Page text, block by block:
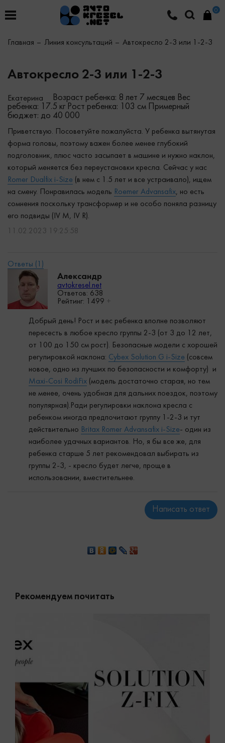
0
Главная Линия консультаций Автокресло 2-3 или 1-2-3
Автокресло 2-3 или 1-2-3
Екатерина Возраст ребенка: 8 лет 7 месяцев Вес
ребенка: 17.5 кг Рост ребенка: 103 см
Примерный
бюджет: до 40 000
Приветствую. Посоветуйте пожалуйста. У ребенка вытянутая
форма головы, поэтому важен более менее глубокий
подголовник, плюс часто засыпает в машине и нужно наклон,
который меняется без переустановки кресла. Сейчас у нас
Romer Dualfix i-Size (в нем с 1.5 лет и все устраивало), ищем
на смену. Понравилась модель Roemer Advansafix, но есть
сомнения поскольку трансформер и не особо поняла разницу
его подвиды (IV M, IV R).
11.02.2023 19:25:58
Александр
avtokresel.net
Ответов: 638
Рейтинг:
1499 +
Добрый день! Рост и вес ребенка вполне позволяют
пересесть в любое кресло группы 2-3 (от 3 до 12 лет,
от 100 до 150 см рост). Безопасные модели с хорошей
регулировкой наклона: Cybex Solution G i-Size (совсем
новое, одно из лучших по безопасности и комфорту) и
Maxi-Cosi RodiFix(модель достаточно старая, но тем
не менее, очень удобная для дальних поездок, поэтому
популярная).Ради регулировки наклона кресла с
ребенком иногда предпочитают группу 1-2-3 и тут
действительно Britax Romer Advansafix i-Size- один из
наиболее удачных вариантов. Но, я бы все же, для
ребенка старше 5 лет рекомендовал выбирать из
группы 2-3, - кресло будет легче, проще в
использовании, вместительнее.
Написать ответ
Рекомендуем почитать